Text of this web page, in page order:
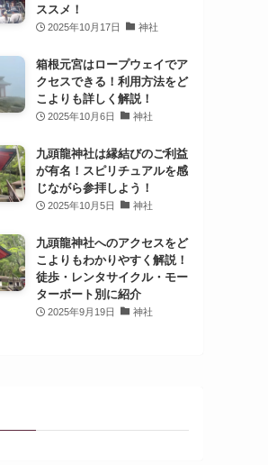
ススメ！
2025年10月17日 神社
箱根元宮はロープウェイでア
クセスできる！利用方法をど
こよりも詳しく解説！
2025年10月6日 神社
九頭龍神社は縁結びのご利益
が有名！スピリチュアルを感
じながら参拝しよう！
2025年10月5日 神社
九頭龍神社へのアクセスをど
こよりもわかりやすく解説！
徒歩・レンタサイクル・モー
ターボート別に紹介
2025年9月19日 神社